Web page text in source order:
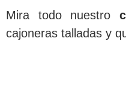
Mira todo nuestro
cajoneras talladas y